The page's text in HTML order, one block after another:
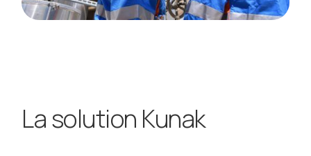
La solution Kunak